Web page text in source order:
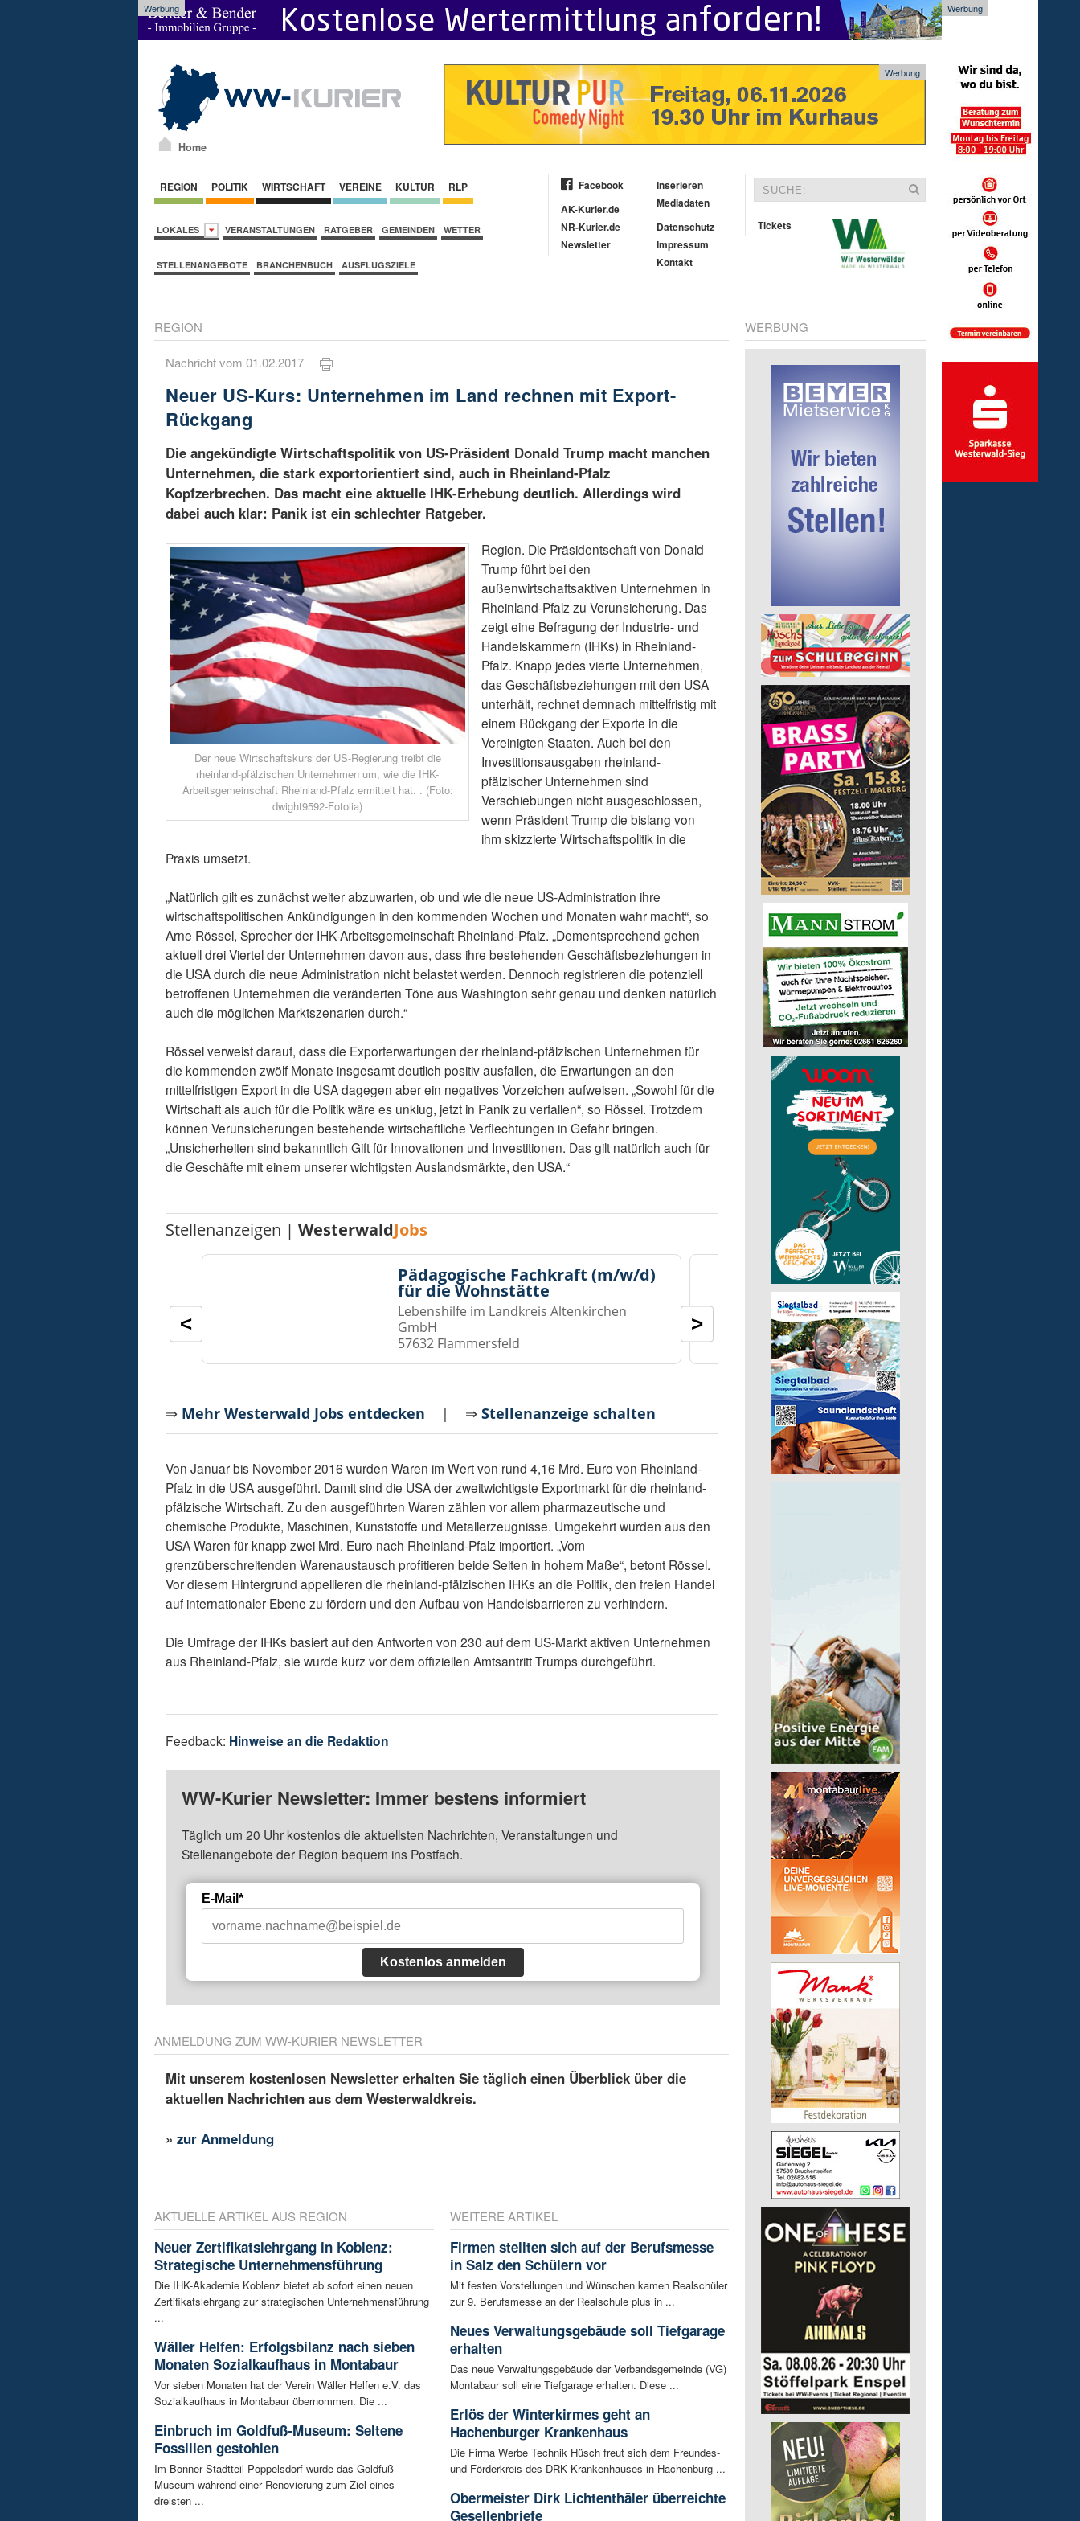
Werbung Werbung
Home
Werbung
REGION POLITIK WIRTSCHAFT VEREINE KULTUR RLP
LOKALES VERANSTALTUNGEN RATGEBER GEMEINDEN WETTER
STELLENANGEBOTE BRANCHENBUCH AUSFLUGSZIELE
Facebook
AK-Kurier.de
NR-Kurier.de
Newsletter
Inserieren
Mediadaten
Datenschutz
Impressum
Kontakt
Tickets
REGION
Nachricht vom 01.02.2017
Neuer US-Kurs: Unternehmen im Land rechnen mit Export-
Rückgang
Die angekündigte Wirtschaftspolitik von US-Präsident Donald Trump macht manchen
Unternehmen, die stark exportorientiert sind, auch in Rheinland-Pfalz
Kopfzerbrechen. Das macht eine aktuelle IHK-Erhebung deutlich. Allerdings wird
dabei auch klar: Panik ist ein schlechter Ratgeber.
Der neue Wirtschaftskurs der US-Regierung treibt die
rheinland-pfälzischen Unternehmen um, wie die IHK-
Arbeitsgemeinschaft Rheinland-Pfalz ermittelt hat. . (Foto:
dwight9592-Fotolia)
Region. Die Präsidentschaft von Donald
Trump führt bei den
außenwirtschaftsaktiven Unternehmen in
Rheinland-Pfalz zu Verunsicherung. Das
zeigt eine Befragung der Industrie- und
Handelskammern (IHKs) in Rheinland-
Pfalz. Knapp jedes vierte Unternehmen,
das Geschäftsbeziehungen mit den USA
unterhält, rechnet demnach mittelfristig mit
einem Rückgang der Exporte in die
Vereinigten Staaten. Auch bei den
Investitionsausgaben rheinland-
pfälzischer Unternehmen sind
Verschiebungen nicht ausgeschlossen,
wenn Präsident Trump die bislang von
ihm skizzierte Wirtschaftspolitik in die
Praxis umsetzt.
„Natürlich gilt es zunächst weiter abzuwarten, ob und wie die neue US-Administration ihre
wirtschaftspolitischen Ankündigungen in den kommenden Wochen und Monaten wahr macht“, so
Arne Rössel, Sprecher der IHK-Arbeitsgemeinschaft Rheinland-Pfalz. „Dementsprechend gehen
aktuell drei Viertel der Unternehmen davon aus, dass ihre bestehenden Geschäftsbeziehungen in
die USA durch die neue Administration nicht belastet werden. Dennoch registrieren die potenziell
betroffenen Unternehmen die veränderten Töne aus Washington sehr genau und denken natürlich
auch die möglichen Marktszenarien durch.“
Rössel verweist darauf, dass die Exporterwartungen der rheinland-pfälzischen Unternehmen für
die kommenden zwölf Monate insgesamt deutlich positiv ausfallen, die Erwartungen an den
mittelfristigen Export in die USA dagegen aber ein negatives Vorzeichen aufweisen. „Sowohl für die
Wirtschaft als auch für die Politik wäre es unklug, jetzt in Panik zu verfallen“, so Rössel. Trotzdem
können Verunsicherungen bestehende wirtschaftliche Verflechtungen in Gefahr bringen.
„Unsicherheiten sind bekanntlich Gift für Innovationen und Investitionen. Das gilt natürlich auch für
die Geschäfte mit einem unserer wichtigsten Auslandsmärkte, den USA.“
Stellenanzeigen |WesterwaldJobs
Pädagogische Fachkraft (m/w/d)
für die Wohnstätte
Lebenshilfe im Landkreis Altenkirchen
GmbH
57632 Flammersfeld
Auslieferungsfahrer/-in
für Mittagessen
Lebenshilfe im Landkreis
GmbH
57537 Mittelhof
< >
⇒ Mehr Westerwald Jobs entdecken | ⇒Stellenanzeige schalten
Von Januar bis November 2016 wurden Waren im Wert von rund 4,16 Mrd. Euro von Rheinland-
Pfalz in die USA ausgeführt. Damit sind die USA der zweitwichtigste Exportmarkt für die rheinland-
pfälzische Wirtschaft. Zu den ausgeführten Waren zählen vor allem pharmazeutische und
chemische Produkte, Maschinen, Kunststoffe und Metallerzeugnisse. Umgekehrt wurden aus den
USA Waren für knapp zwei Mrd. Euro nach Rheinland-Pfalz importiert. „Vom
grenzüberschreitenden Warenaustausch profitieren beide Seiten in hohem Maße“, betont Rössel.
Vor diesem Hintergrund appellieren die rheinland-pfälzischen IHKs an die Politik, den freien Handel
auf internationaler Ebene zu fördern und den Aufbau von Handelsbarrieren zu verhindern.
Die Umfrage der IHKs basiert auf den Antworten von 230 auf dem US-Markt aktiven Unternehmen
aus Rheinland-Pfalz, sie wurde kurz vor dem offiziellen Amtsantritt Trumps durchgeführt.
Feedback: Hinweise an die Redaktion
WW-Kurier Newsletter: Immer bestens informiert
Täglich um 20 Uhr kostenlos die aktuellsten Nachrichten, Veranstaltungen und
Stellenangebote der Region bequem ins Postfach.
E-Mail*
Kostenlos anmelden
ANMELDUNG ZUM WW-KURIER NEWSLETTER
Mit unserem kostenlosen Newsletter erhalten Sie täglich einen Überblick über die
aktuellen Nachrichten aus dem Westerwaldkreis.
»zur Anmeldung
AKTUELLE ARTIKEL AUS REGION
Neuer Zertifikatslehrgang in Koblenz:
Strategische Unternehmensführung
Die IHK-Akademie Koblenz bietet ab sofort einen neuen
Zertifikatslehrgang zur strategischen Unternehmensführung
...
Wäller Helfen: Erfolgsbilanz nach sieben
Monaten Sozialkaufhaus in Montabaur
Vor sieben Monaten hat der Verein Wäller Helfen e.V. das
Sozialkaufhaus in Montabaur übernommen. Die ...
Einbruch im Goldfuß-Museum: Seltene
Fossilien gestohlen
Im Bonner Stadtteil Poppelsdorf wurde das Goldfuß-
Museum während einer Renovierung zum Ziel eines
dreisten ...
WEITERE ARTIKEL
Firmen stellten sich auf der Berufsmesse
in Salz den Schülern vor
Mit festen Vorstellungen und Wünschen kamen Realschüler
zur 9. Berufsmesse an der Realschule plus in ...
Neues Verwaltungsgebäude soll Tiefgarage
erhalten
Das neue Verwaltungsgebäude der Verbandsgemeinde (VG)
Montabaur soll eine Tiefgarage erhalten. Diese ...
Erlös der Winterkirmes geht an
Hachenburger Krankenhaus
Die Firma Werbe Technik Hüsch freut sich dem Freundes-
und Förderkreis des DRK Krankenhauses in Hachenburg ...
Obermeister Dirk Lichtenthäler überreichte
Gesellenbriefe
WERBUNG